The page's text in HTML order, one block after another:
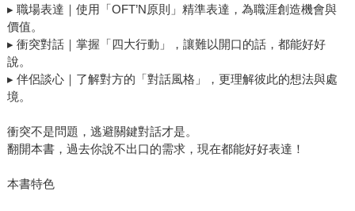
▸ 職場表達｜使用「OFT’N原則」精準表達，為職涯創造機會與
價值。
▸ 衝突對話｜掌握「四大行動」，讓難以開口的話，都能好好
說。
▸ 伴侶談心｜了解對方的「對話風格」，更理解彼此的想法與處
境。
衝突不是問題，逃避關鍵對話才是。
翻開本書，過去你說不出口的需求，現在都能好好表達！
本書特色